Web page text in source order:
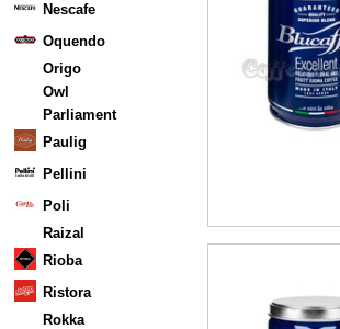
Nescafe
Oquendo
Origo
Owl
Parliament
Paulig
Pellini
Poli
Raizal
Rioba
Ristora
Rokka